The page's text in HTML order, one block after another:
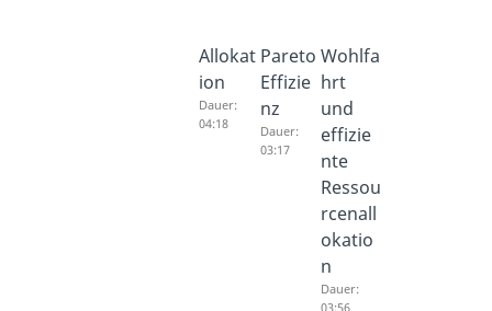
Allokat
ion
Dauer:
04:18
Pareto
Effizie
nz
Dauer:
03:17
Wohlfa
hrt
und
effizie
nte
Ressou
rcenall
okatio
n
Dauer:
03:56